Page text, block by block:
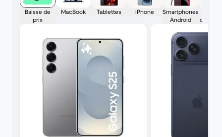
Baisse de
prix
MacBook Tablettes iPhone
Smartphones
Android